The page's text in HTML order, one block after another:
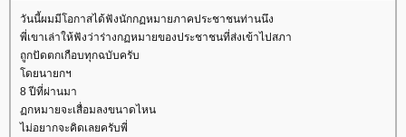
วันนี้ผมมีโอกาสได้ฟังนักกฏหมายภาคประชาชนท่านนึง
พี่เขาเล่าให้ฟังว่าร่างกฏหมายของประชาชนที่ส่งเข้าไปสภา
ถูกปัดตกเกือบทุกฉบับครับ
ดยนายกฯ
8 ปีที่ผ่านมา
กหมายจะเสื่อมลงขนาดไหน
ไม่อยากจะคิดเลยครับพี่